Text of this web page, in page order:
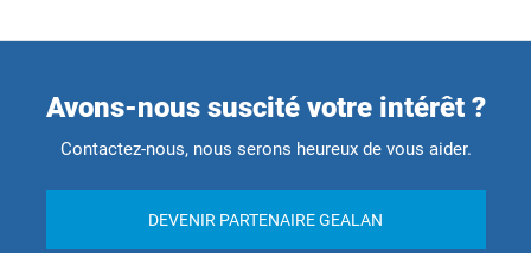
Avons-nous suscité votre intérêt ?
Contactez-nous, nous serons heureux de vous aider.
DEVENIR PARTENAIRE GEALAN